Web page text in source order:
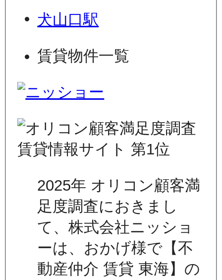
犬山口駅
賃貸物件一覧
2025年 オリコン顧客満
足度調査におきまし
て、株式会社ニッショ
ーは、おかげ様で【不
動産仲介 賃貸 東海】の